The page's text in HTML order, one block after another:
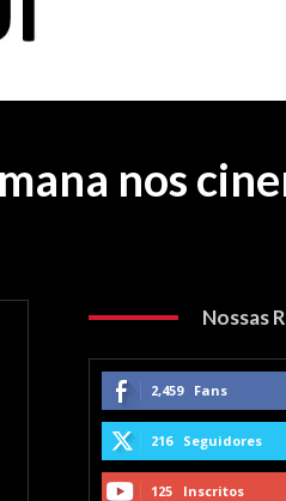
nos
Nossas
2,459 Fans
216 Seguidores
125 Inscritos